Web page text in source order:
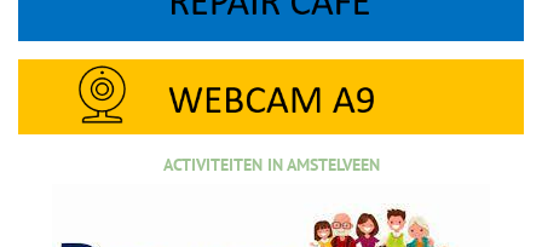
ACTIVITEITEN IN AMSTELVEEN